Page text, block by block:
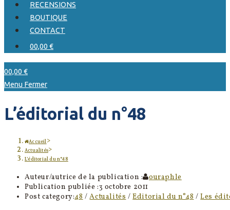
RECENSIONS
BOUTIQUE
CONTACT
00,00 €
00,00 €
Menu Fermer
L’éditorial du n°48
Accueil>
Actualités>
L’éditorial du n°48
Auteur/autrice de la publication :
ouraphle
Publication publiée :3 octobre 2011
Post category:48 / Actualités / Editorial du n°48 / Les